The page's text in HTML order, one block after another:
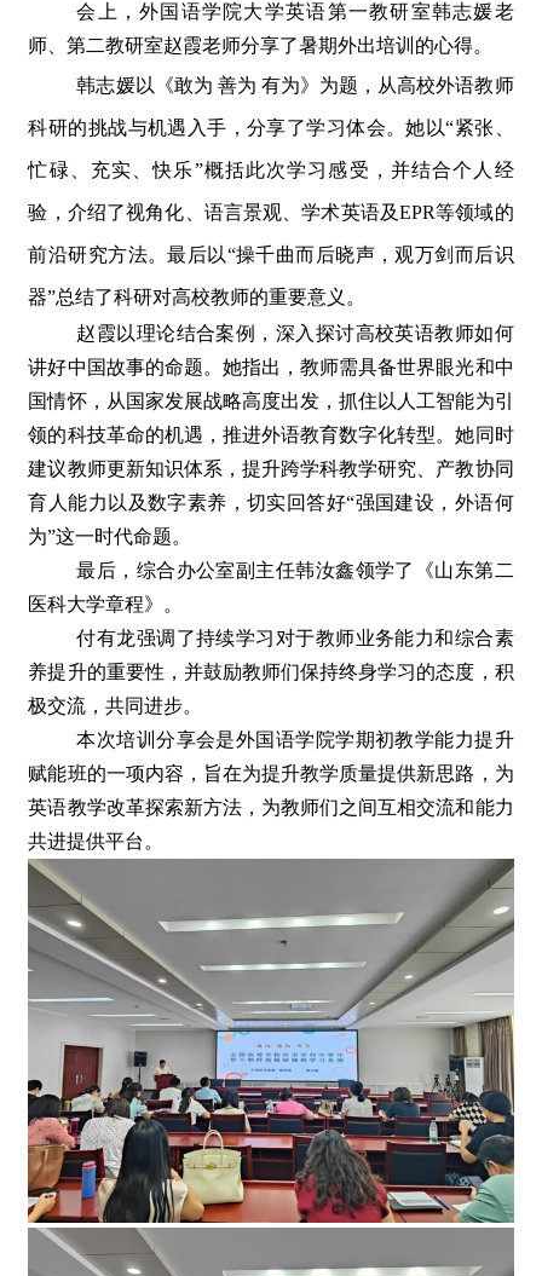
会上，外国语学院大学英语第一教研室韩志媛老
师、第二教研室赵霞老师分享了暑期外出培训的心得。
韩志媛以《敢为 善为 有为》为题，从高校外语教师
科研的挑战与机遇入手，分享了学习体会。她以“紧张、
忙碌、充实、快乐”概括此次学习感受，并结合个人经
验，介绍了视角化、语言景观、学术英语及EPR等领域的
前沿研究方法。最后以“操千曲而后晓声，观万剑而后识
器”总结了科研对高校教师的重要意义。
赵霞以理论结合案例，深入探讨高校英语教师如何
讲好中国故事的命题。她指出，教师需具备世界眼光和中
国情怀，从国家发展战略高度出发，抓住以人工智能为引
领的科技革命的机遇，推进外语教育数字化转型。她同时
建议教师更新知识体系，提升跨学科教学研究、产教协同
育人能力以及数字素养，切实回答好“强国建设，外语何
为”这一时代命题。
最后，综合办公室副主任韩汝鑫领学了《山东第二
医科大学章程》。
付有龙强调了持续学习对于教师业务能力和综合素
养提升的重要性，并鼓励教师们保持终身学习的态度，积
极交流，共同进步。
本次培训分享会是外国语学院学期初教学能力提升
赋能班的一项内容，旨在为提升教学质量提供新思路，为
英语教学改革探索新方法，为教师们之间互相交流和能力
共进提供平台。